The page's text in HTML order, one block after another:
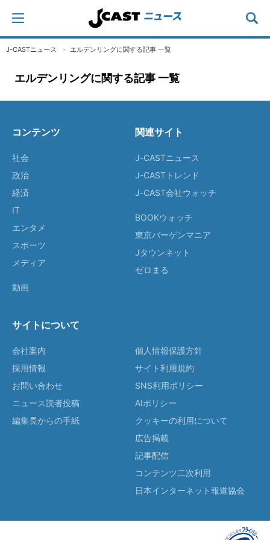
J-CASTニュース エルデンリングに関する記事 一覧
エルデンリングに関する記事 一覧
コンテンツ
社会
政治
経済
IT
エンタメ
スポーツ
メディア
動画
関連サイト
J-CASTニュース
J-CASTトレンド
J-CAST会社ウォッチ
BOOKウォッチ
東京バーゲンマニア
Jタウンネット
ゼロまる
サイトについて
会社案内
採用情報
お問い合わせ
ニュース読者投稿
編集長からの手紙
個人情報保護方針
サイト利用規約
SNS利用ポリシー
AIポリシー
クッキーの利用について
広告掲載
記事配信
コンテンツ二次利用
日本インターネット報道協会